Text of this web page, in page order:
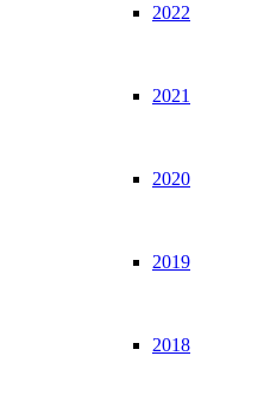
2022
2021
2020
2019
2018